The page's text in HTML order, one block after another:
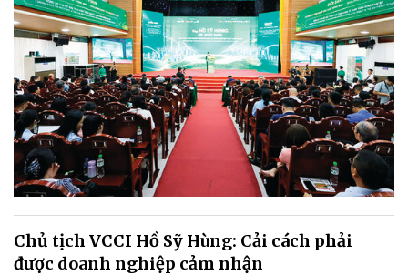
Chủ tịch VCCI Hồ Sỹ Hùng: Cải cách phải
được doanh nghiệp cảm nhận